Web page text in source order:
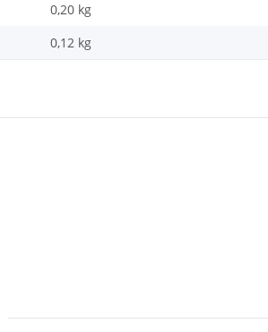
0,20 kg
0,12 kg